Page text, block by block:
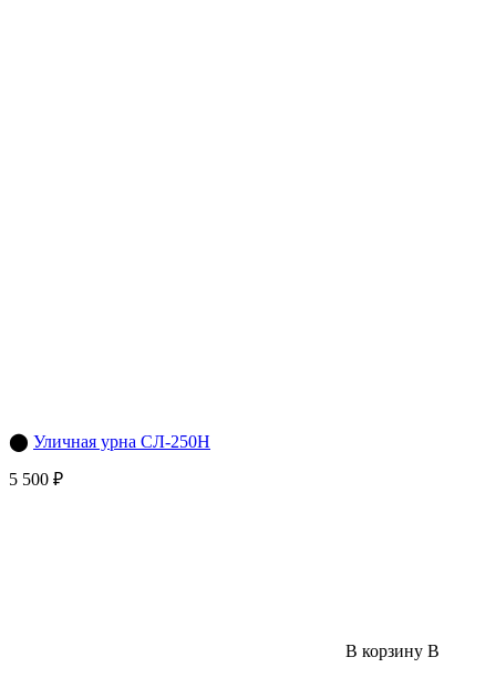
⬤ Уличная урна СЛ-250Н
5 500 ₽
В корзину В